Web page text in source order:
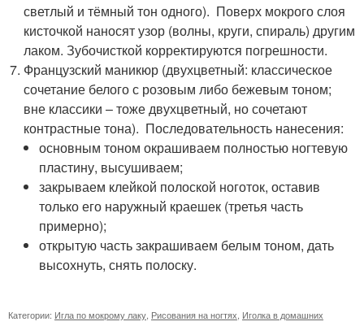
светлый и тёмный тон одного). Поверх мокрого слоя
кисточкой наносят узор (волны, круги, спираль) другим
лаком. Зубочисткой корректируются погрешности.
Французский маникюр (двухцветный: классическое
сочетание белого с розовым либо бежевым тоном;
вне классики – тоже двухцветный, но сочетают
контрастные тона). Последовательность нанесения:
основным тоном окрашиваем полностью ногтевую
пластину, высушиваем;
закрываем клейкой полоской ноготок, оставив
только его наружный краешек (третья часть
примерно);
открытую часть закрашиваем белым тоном, дать
высохнуть, снять полоску.
Категории: Игла по мокрому лаку Рисования на ногтях Иголка в домашних